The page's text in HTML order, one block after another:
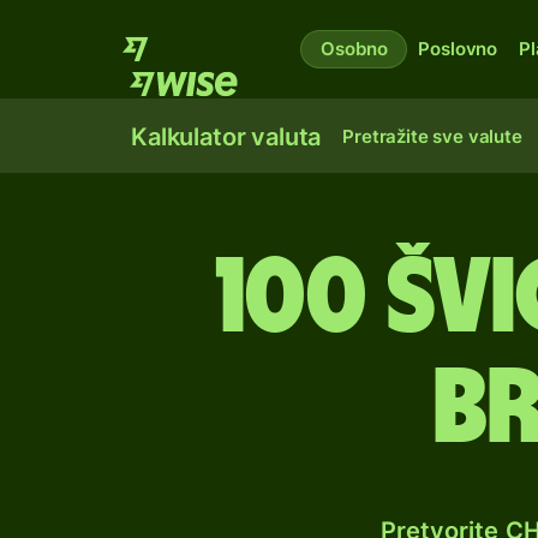
Osobno Poslovno
Kalkulator valuta Pretražite sve valute
100
Pretvorite